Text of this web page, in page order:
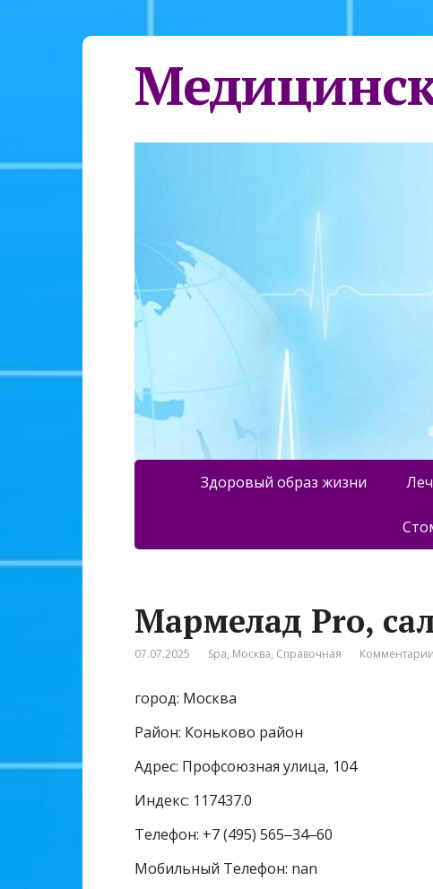
Здоровый образ жизни
Мармелад Pro,
07.07.2025 Spa, Москва, Справочная
город: Москва
Район: Коньково район
Адрес: Профсоюзная улица, 104
Индекс: 117437.0
Телефон: +7 (495) 565‒34‒60
Мобильный Телефон: nan